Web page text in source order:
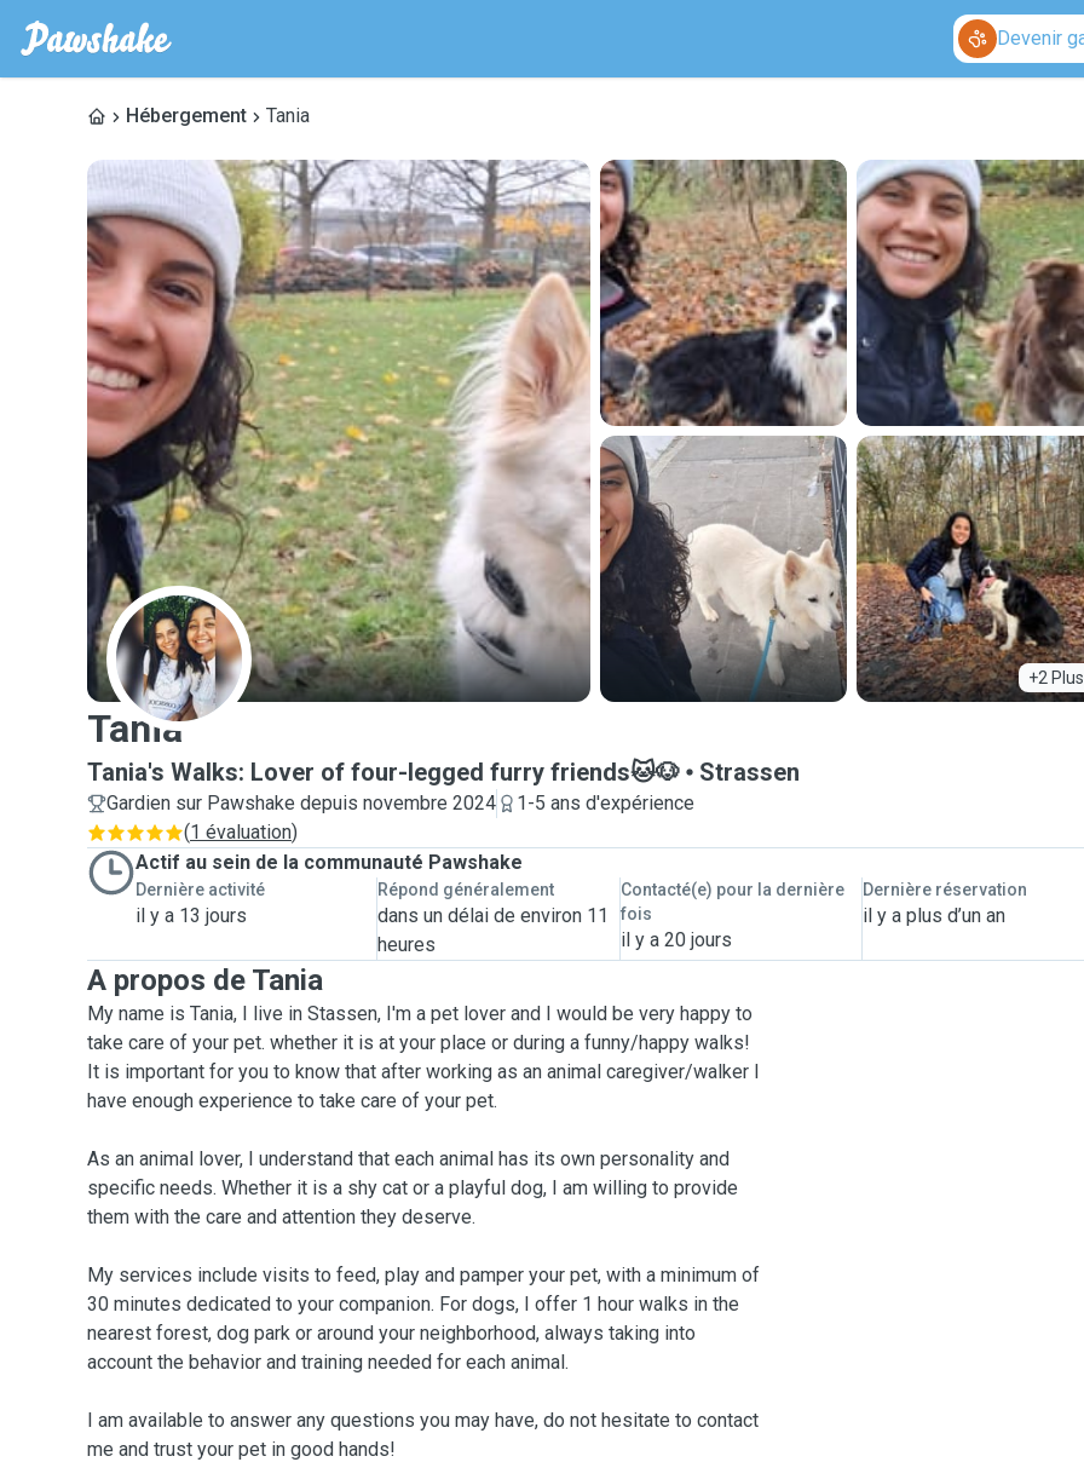
Devenir
Hébergement Tania
+2 Plus
T
Tania
Tania's Walks: Lover of four-legged furry friends🐱🐶 Strassen
Gardien sur Pawshake depuis novembre 2024
1-5 ans d'expérience
(1 évaluation)
Actif au sein de la communauté Pawshake
Dernière activité
il y a 13 jours
Répond généralement
dans un délai de environ 11
heures
Contacté(e) pour la dernière
fois
il y a 20 jours
Dernière réservation
il y a plus d’un an
A propos de Tania
My name is Tania, I live in Stassen, I'm a pet lover and I would be very happy to
take care of your pet. whether it is at your place or during a funny/happy walks!
It is important for you to know that after working as an animal caregiver/walker I
have enough experience to take care of your pet.
As an animal lover, I understand that each animal has its own personality and
specific needs. Whether it is a shy cat or a playful dog, I am willing to provide
them with the care and attention they deserve.
My services include visits to feed, play and pamper your pet, with a minimum of
30 minutes dedicated to your companion. For dogs, I offer 1 hour walks in the
nearest forest, dog park or around your neighborhood, always taking into
account the behavior and training needed for each animal.
I am available to answer any questions you may have, do not hesitate to contact
me and trust your pet in good hands!